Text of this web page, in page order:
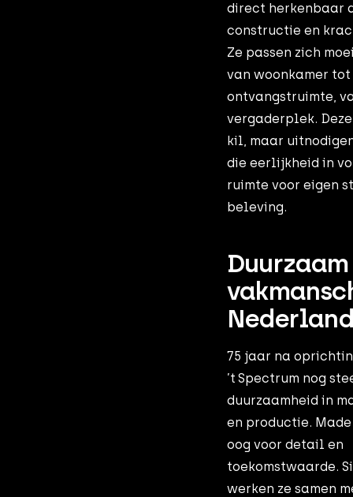
direct herkenbaar
constructie en
Ze passen zich
van woonkamer tot
ontvangstruimte,
vergaderplek.
kil, maar
die eerlijkheid in
ruimte voor eigen
beleving.
Duurzaam
75 jaar na
’t Spectrum nog
duurzaamheid in
en productie.
oog voor detail en
toekomstwaarde.
werken ze samen